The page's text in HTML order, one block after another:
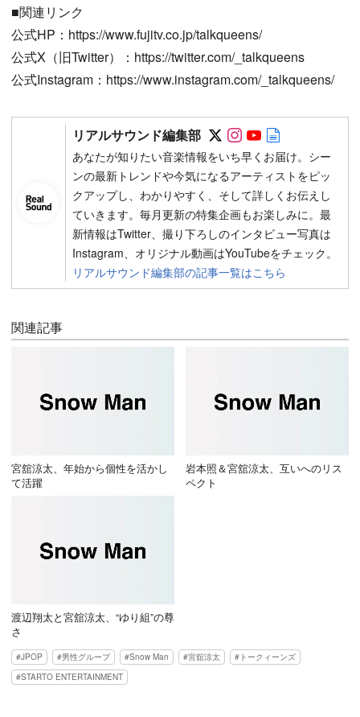
■関連リンク
公式HP：https://www.fujitv.co.jp/talkqueens/
公式X（旧Twitter）：https://twitter.com/_talkqueens
公式Instagram：https://www.instagram.com/_talkqueens/
リアルサウンド編集部 Follow on SNS
Follow on SNS
Follow on
あなたが知りたい音楽情報をいち早くお届け。シー
ンの最新トレンドや今気になるアーティストをピッ
クアップし、わかりやすく、そして詳しくお伝えし
ていきます。毎月更新の特集企画もお楽しみに。最
新情報はTwitter、撮り下ろしのインタビュー写真は
Instagram、オリジナル動画はYouTubeをチェック。
リアルサウンド編集部の記事一覧はこちら
関連記事
宮舘涼太、年始から個性を活かし
て活躍
岩本照＆宮舘涼太、互いへのリス
ペクト
渡辺翔太と宮舘涼太、“ゆり組”の尊
さ
JPOP 男性グループ Snow Man 宮舘涼太
トークィーンズ
STARTO ENTERTAINMENT